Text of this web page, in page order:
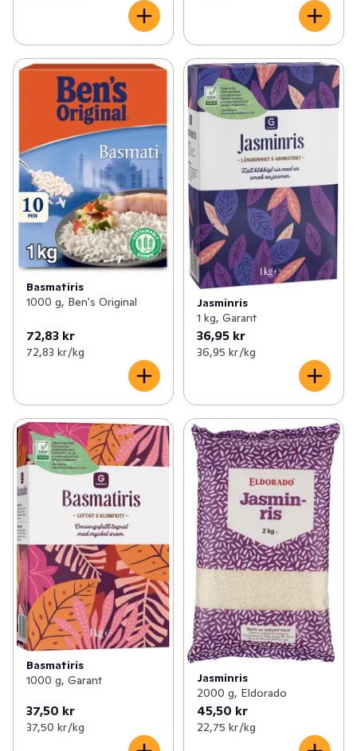
Basmatiris
1000 g, Ben's Original
72,83 kr
72,83 kr /kg
Jasminris
1 kg, Garant
36,95 kr
36,95 kr /kg
Basmatiris
1000 g, Garant
37,50 kr
37,50 kr /kg
Jasminris
2000 g, Eldorado
45,50 kr
22,75 kr /kg